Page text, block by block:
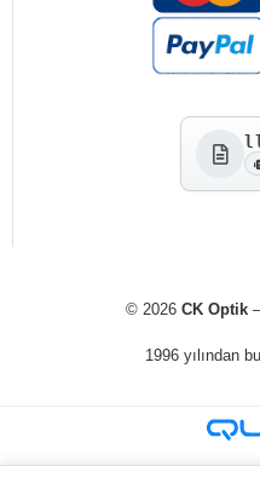
© 2026 CK Optik—
1996 yılından